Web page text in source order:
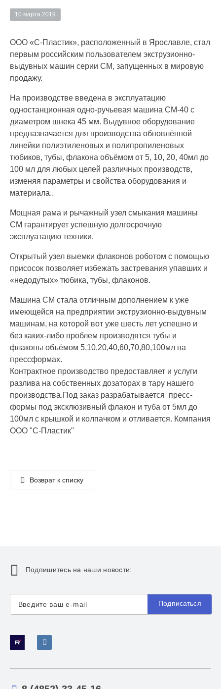
10 марта 2019
ООО «С-Пластик», расположенный в Ярославле, стал
первым российским пользователем экструзионно-
выдувных машин серии СM, запущенных в мировую
продажу.
На производстве введена в эксплуатацию
одностанционная одно-ручьевая машина СM-40 с
диаметром шнека 45 мм. Выдувное оборудование
предназначается для производства обновлённой
линейки полиэтиленовых и полипропиленовых
тюбиков, тубы, флакона объёмом от 5, 10, 20, 40мл до
100 мл для любых целей различных производств,
изменяя параметры и свойства оборудования и
материала..
Мощная рама и рычажный узел смыкания машины
CM гарантирует успешную долгосрочную
эксплуатацию техники.
Открытый узел выемки флаконов роботом с помощью
присосок позволяет избежать застревания упавших и
«недодутых» тюбика, тубы, флаконов.
Машина CM стала отличным дополнением к уже
имеющейся на предприятии экструзионно-выдувным
машинам, на которой вот уже шесть лет успешно и
без каких-либо проблем производятся тубы и
флаконы объёмом 5,10,20,40,60,70,80,100мл на
прессформах.
Контрактное производство предоставляет и услуги
разлива на собственных дозаторах в тару нашего
производства.Под заказ разрабатывается пресс-
формы под эксклюзивный флакон и туба от 5мл до
100мл с крышкой и колпачком и отливается. Компания
ООО "С-Пластик"
Возврат к списку
Подпишитесь на наши новости:
Подписаться